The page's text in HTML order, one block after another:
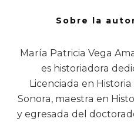
Sobre la
María Patricia Vega
es historiadora
Licenciada en
Sonora, maestra en
y egresada del